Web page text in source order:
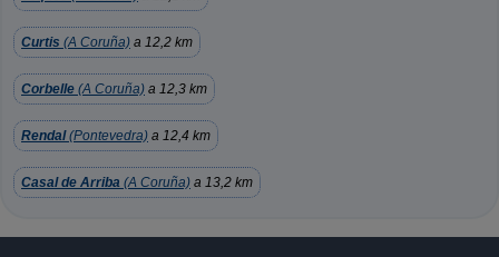
Curtis (A Coruña) a 12,2 km
Corbelle (A Coruña) a 12,3 km
Rendal(Pontevedra) a 12,4 km
Casal de Arriba (A Coruña) a 13,2 km